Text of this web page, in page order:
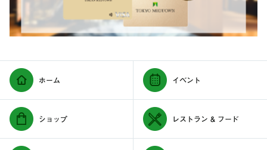
ホーム イベント
ショップ レストラン & フード